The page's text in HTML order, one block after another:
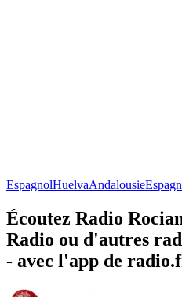
EspagnolHuelvaAndalousie
Écoutez Radio
Radio ou d'autres
- avec l'app de